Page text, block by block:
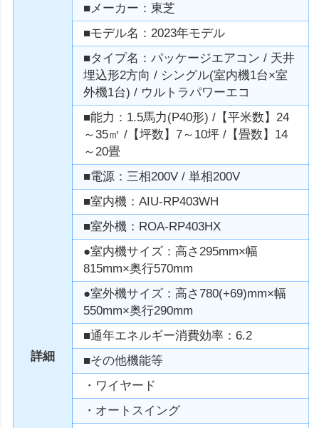
詳細
■メーカー：東芝
■モデル名：2023年モデル
■タイプ名：パッケージエアコン / 天井
埋込形2方向 / シングル(室内機1台×室
外機1台) / ウルトラパワーエコ
■能力：1.5馬力(P40形) /【平米数】24
～35㎡ /【坪数】7～10坪 /【畳数】14
～20畳
■電源：三相200V / 単相200V
■室内機：AIU-RP403WH
■室外機：ROA-RP403HX
●室内機サイズ：高さ295mm×幅
815mm×奥行570mm
●室外機サイズ：高さ780(+69)mm×幅
550mm×奥行290mm
■通年エネルギー消費効率：6.2
■その他機能等
・ワイヤード
・オートスイング